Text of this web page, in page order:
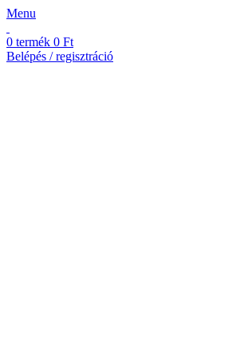
Menu
0 termék 0 Ft
Belépés / regisztráció